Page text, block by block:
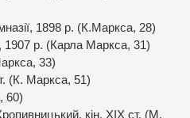
1898 р. (К.Маркса, 28)
1907 р. (Карла Маркса, 31)
33)
(К. Маркса, 51)
60)
кін. ХІХ ст. (М.